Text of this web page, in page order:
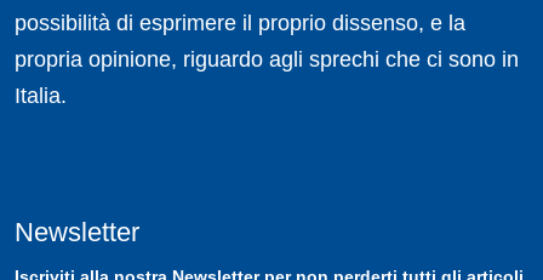
possibilità di esprimere il proprio dissenso, e la
propria opinione, riguardo agli sprechi che ci sono in
Italia.
Newsletter